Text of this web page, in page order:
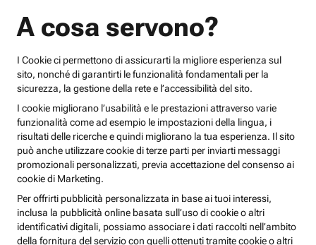
A cosa servono?
I Cookie ci permettono di assicurarti la migliore esperienza sul
sito, nonché di garantirti le funzionalità fondamentali per la
sicurezza, la gestione della rete e l’accessibilità del sito.
I cookie migliorano l’usabilità e le prestazioni attraverso varie
funzionalità come ad esempio le impostazioni della lingua, i
risultati delle ricerche e quindi migliorano la tua esperienza. Il sito
può anche utilizzare cookie di terze parti per inviarti messaggi
promozionali personalizzati, previa accettazione del consenso ai
cookie di Marketing.
Per offrirti pubblicità personalizzata in base ai tuoi interessi,
inclusa la pubblicità online basata sull’uso di cookie o altri
identificativi digitali, possiamo associare i dati raccolti nell’ambito
della fornitura del servizio con quelli ottenuti tramite cookie o altri